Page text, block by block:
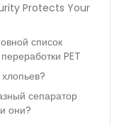
Protects Your
список
PET
сепаратор
они?